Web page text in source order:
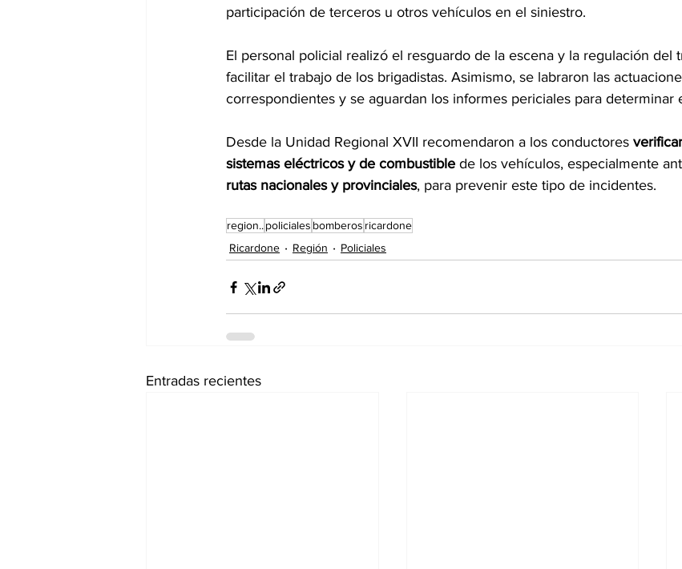
participación de terceros u otros vehículos en el siniestro.
El personal policial realizó el resguardo de la escena y la regulación del
facilitar el trabajo de los brigadistas. Asimismo, se labraron las
correspondientes y se aguardan los informes periciales para
Desde la Unidad Regional XVII recomendaron a los conductores
sistemas eléctricos y de combustible de los vehículos, especialmente
rutas nacionales y provinciales, para prevenir este tipo de incidentes.
region..policiales bomberos ricardone
Ricardone
Región Policiales
Entradas recientes